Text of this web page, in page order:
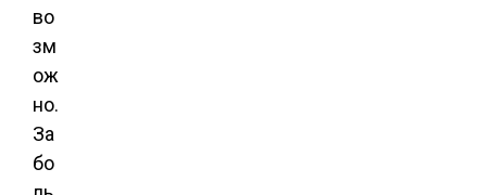
во
зм
ож
но.
За
бо